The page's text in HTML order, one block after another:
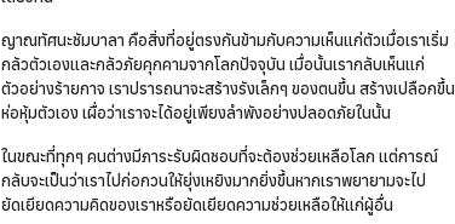
ญาณทัศนะชัมบาลา คือสิ่งที่อยู่ตรงกันข้ามกับความเห็นแก่ตัวเมื่อเราเริ่ม
กลัวตัวเองและกลัวภัยคุกคามจากโลกปัจจุบัน เมื่อนั้นเรากลับเห็นแก่
ตัวอย่างร้ายกาจ เราปรารถนาจะสร้างรังเล็กๆ ของตนขึ้น สร้างเปลือกขึ้น
ห่อหุ้มตัวเอง เผื่อว่าเราจะได้อยู่เพียงลำพังอย่างปลอดภัยในนั้น
ในขณะที่ทุกๆ คนต่างมีภาระรับผิดชอบที่จะต้องช่วยเหลือโลก แต่การณ์
กลับจะเป็นว่าเราไปก่อกวนให้ยุ่งเหยิงมากยิ่งขึ้นหากเราพยายามจะไป
ยัดเยียดความคิดของเราหรือยัดเยียดความช่วยเหลือให้แก่ผู้อื่น